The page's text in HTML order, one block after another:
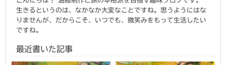
生きるというのは、なかなか大変なことですね。思うようにはな
りませんが、だからこそ、いつでも、微笑みをもって生活したい
ですね。
最近書いた記事